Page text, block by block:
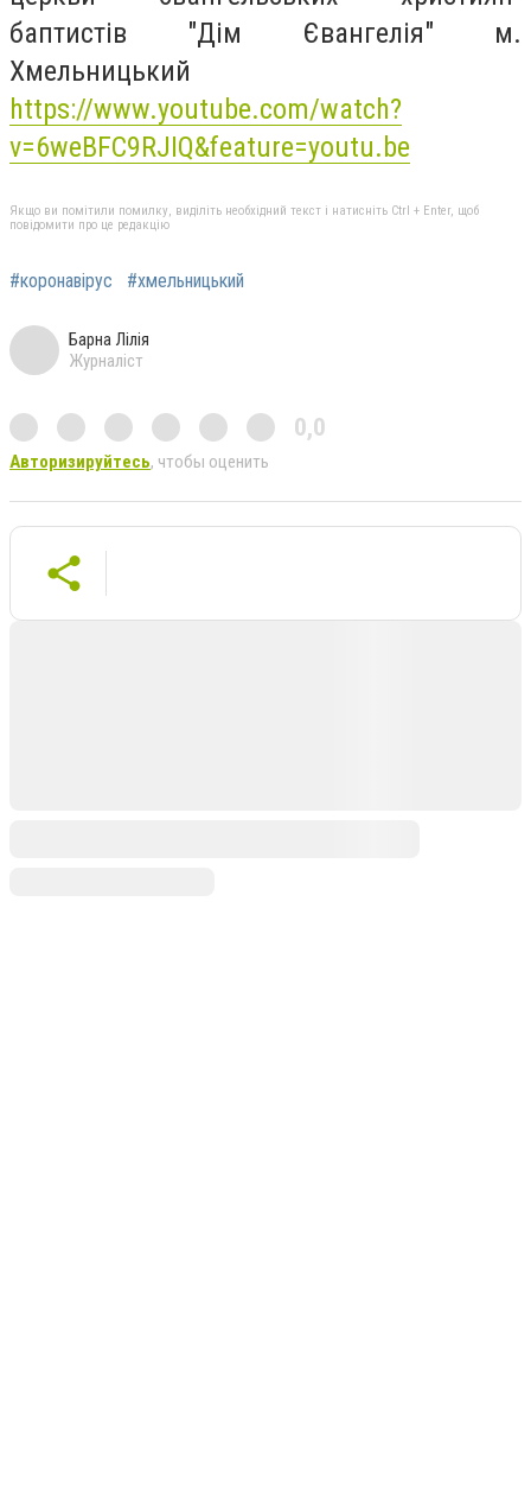
баптистів "Дім Євангелія" м.
Хмельницький
https://www.youtube.com/watch?
v=6weBFC9RJIQ&feature=youtu.be
Якщо ви помітили помилку, виділіть необхідний текст і натисніть Ctrl + Enter, щоб
повідомити про це редакцію
#коронавірус #хмельницький
Барна Лілія
Журналіст
0,0
Авторизируйтесь, чтобы оценить